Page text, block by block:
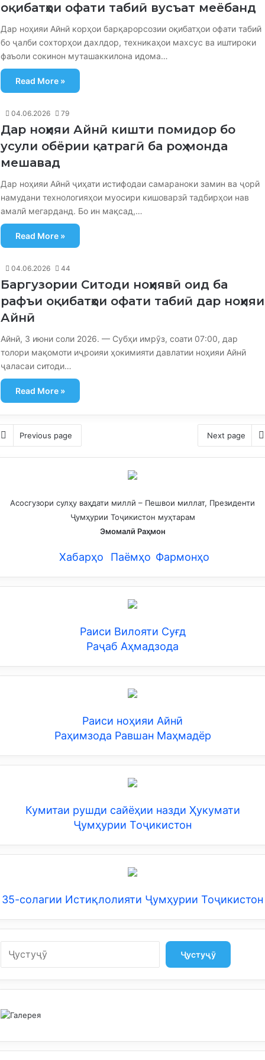
оқибатҳои офати табиӣ вусъат меёбанд
Дар ноҳияи Айнӣ корҳои барқарорсозии оқибатҳои офати табиӣ
бо ҷалби сохторҳои дахлдор, техникаҳои махсус ва иштироки
фаъоли сокинон муташаккилона идома…
Read More »
04.06.2026 79
Дар ноҳияи Айнӣ кишти помидор бо
усули обёрии қатрагӣ ба роҳ монда
мешавад
Дар ноҳияи Айнӣ ҷиҳати истифодаи самараноки замин ва ҷорӣ
намудани технологияҳои муосири кишоварзӣ тадбирҳои нав
амалӣ мегарданд. Бо ин мақсад,…
Read More »
04.06.2026 44
Баргузории Ситоди ноҳиявӣ оид ба
рафъи оқибатҳои офати табиӣ дар ноҳияи
Айнӣ
Айнӣ, 3 июни соли 2026. — Субҳи имрӯз, соати 07:00, дар
толори мақомоти иҷроияи ҳокимияти давлатии ноҳияи Айнӣ
ҷаласаи ситоди…
Read More »
Previous page Next page
Асосгузори сулҳу ваҳдати миллӣ – Пешвои миллат, Президенти
Ҷумҳурии Тоҷикистон муҳтарам
Эмомалӣ Раҳмон
Хабарҳо Паёмҳо Фармонҳо
Раиси Вилояти Суғд
Раҷаб Аҳмадзода
Раиси ноҳияи Айнӣ
Раҳимзода Равшан Маҳмадёр
Кумитаи рушди сайёҳии назди Ҳукумати
Ҷумҳурии Тоҷикистон
35-солагии Истиқлолияти Ҷумҳурии Тоҷикистон
Ҷустуҷӯ